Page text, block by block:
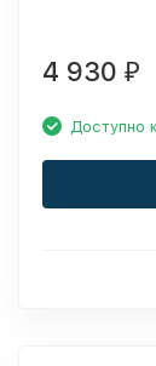
4 930 ₽
Доступно